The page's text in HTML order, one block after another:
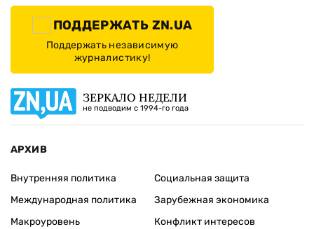
ПОДДЕРЖАТЬ ZN.UA
Поддержать независимую
журналистику!
ЗЕРКАЛО НЕДЕЛИ
не подводим с 1994-го года
АРХИВ
Внутренняя политика
Международная политика
Макроуровень
Социальная защита
Зарубежная экономика
Конфликт интересов